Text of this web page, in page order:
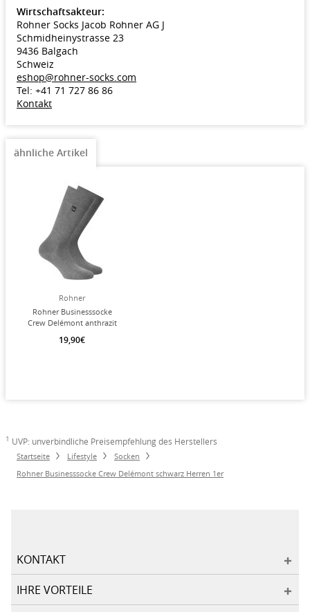
Wirtschaftsakteur:
Rohner Socks Jacob Rohner AG J
Schmidheinystrasse 23
9436 Balgach
Schweiz
eshop@rohner-socks.com
Tel: +41 71 727 86 86
Kontakt
ähnliche Artikel
Rohner
Rohner Businesssocke
Crew Delémont anthrazit
19,90€
1 UVP: unverbindliche Preisempfehlung des Herstellers
Startseite Lifestyle
Socken
Rohner Businesssocke Crew Delémont schwarz Herren 1er
KONTAKT
IHRE VORTEILE